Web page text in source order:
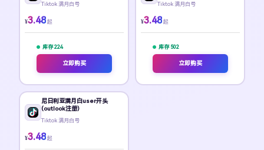
Tiktok 满月白号
¥3.48 起
库存 224
立即购买
Tiktok 满月白号
¥3.48 起
库存 502
立即购买
尼日利亚满月白user开头
(outlook注册)
Tiktok 满月白号
¥3.48 起